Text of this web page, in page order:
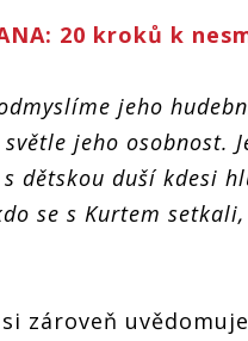
20 kroků k
jeho
jeho osobnost.
dětskou duší kdesi
se s Kurtem
zároveň